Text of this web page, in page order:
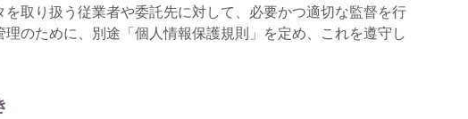
取り扱う従業者や委託先に対して、必要かつ適切な監督を行
のために、別途「個人情報保護規則」を定め、これを遵守し